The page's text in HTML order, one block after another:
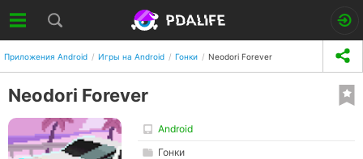
Приложения Android Игры на Android Гонки Neodori Forever
Neodori Forever
Android
Гонки